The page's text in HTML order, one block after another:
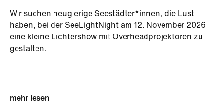
Wir suchen neugierige Seestädter*innen, die Lust
haben, bei der SeeLightNight am 12. November 2026
eine kleine Lichtershow mit Overheadprojektoren zu
gestalten.
mehr lesen